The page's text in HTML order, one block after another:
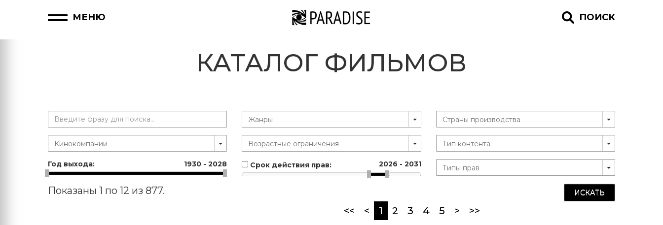
МЕНЮ ПОИСК
КАТАЛОГ ФИЛЬМОВ
Год выхода: 1930 -2028 Срок действия прав: 2026 - 2031
ИСКАТЬ
Показаны 1 по 12 из 877.
<<
< 1 (current)
2 3 4 5 > >>